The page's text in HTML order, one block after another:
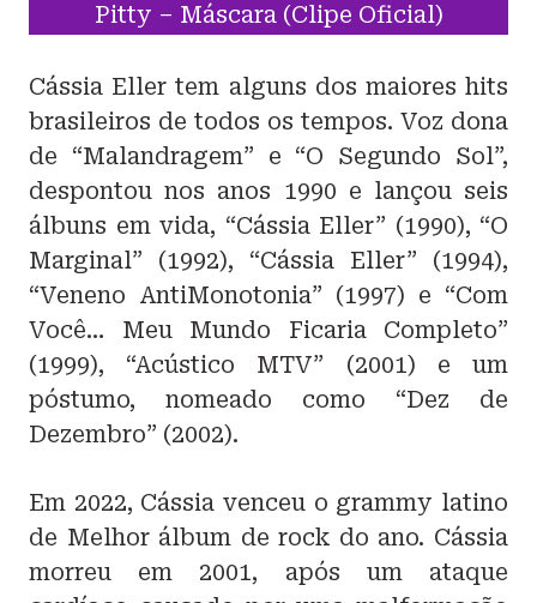
Pitty – Máscara (Clipe Oficial)
Cássia Eller tem alguns dos maiores hits
brasileiros de todos os tempos. Voz dona
de “Malandragem” e “O Segundo Sol”,
despontou nos anos 1990 e lançou seis
álbuns em vida, “Cássia Eller” (1990), “O
Marginal” (1992), “Cássia Eller” (1994),
“Veneno AntiMonotonia” (1997) e “Com
Você… Meu Mundo Ficaria Completo”
(1999), “Acústico MTV” (2001) e um
póstumo, nomeado como “Dez de
Dezembro” (2002).
Em 2022, Cássia venceu o grammy latino
de Melhor álbum de rock do ano. Cássia
morreu em 2001, após um ataque